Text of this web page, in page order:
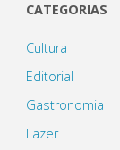
CATEGORIAS
Cultura
Editorial
Gastronomia
Lazer